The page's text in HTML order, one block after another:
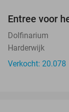
Entree voor
Dolfinarium
Harderwijk
Verkocht: 20.078